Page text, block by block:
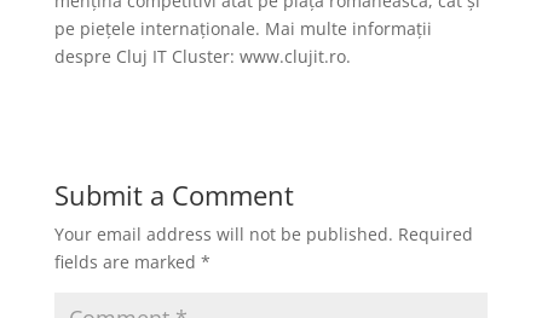
pe piețele internaționale. Mai multe informații
despre Cluj IT Cluster: www.clujit.ro.
Submit a Comment
Your email address will not be published. Required
fields are marked *